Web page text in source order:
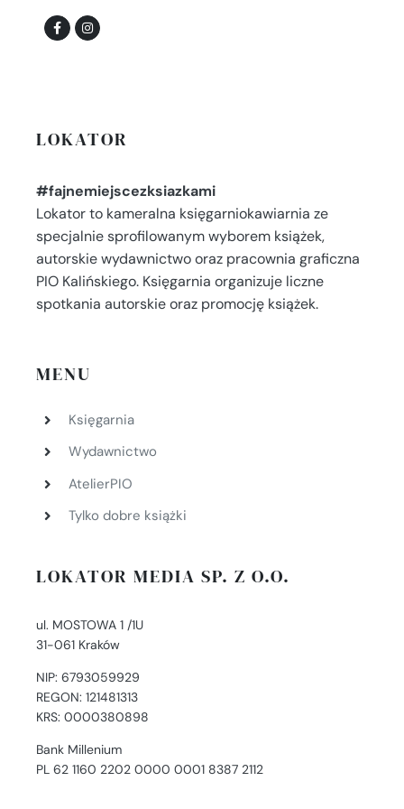
LOKATOR
#fajnemiejscezksiazkami
Lokator to kameralna księgarniokawiarnia ze
specjalnie sprofilowanym wyborem książek,
autorskie wydawnictwo oraz pracownia graficzna
PIO Kalińskiego. Księgarnia organizuje liczne
spotkania autorskie oraz promocję książek.
MENU
Księgarnia
Wydawnictwo
AtelierPIO
Tylko dobre książki
LOKATOR MEDIA SP. Z O.O.
ul. MOSTOWA 1 /1U
31-061 Kraków
NIP: 6793059929
REGON: 121481313
KRS: 0000380898
Bank Millenium
PL 62 1160 2202 0000 0001 8387 2112